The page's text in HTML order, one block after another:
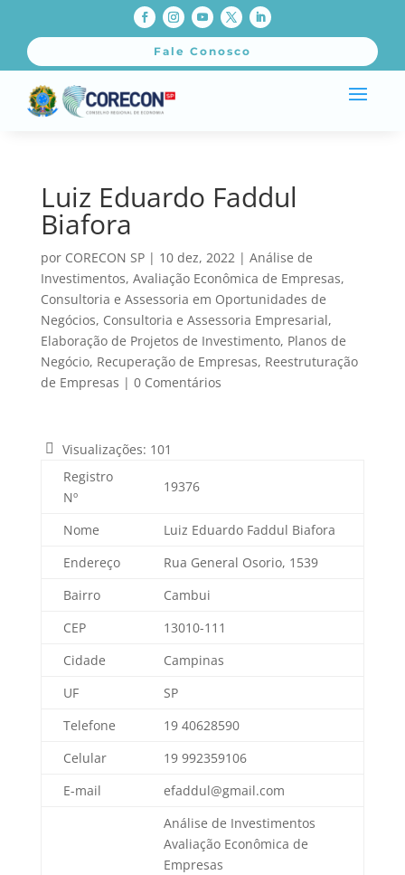
Fale Conosco
Luiz Eduardo Faddul
Biafora
por CORECON SP| 10 dez, 2022 | Análise de
Investimentos, Avaliação Econômica de Empresas,
Consultoria e Assessoria em Oportunidades de
Negócios, Consultoria e Assessoria Empresarial,
Elaboração de Projetos de Investimento, Planos de
Negócio, Recuperação de Empresas, Reestruturação
de Empresas | 0 Comentários
Visualizações: 101
Registro
Nº
19376
Nome
Luiz Eduardo Faddul Biafora
Endereço
Rua General Osorio, 1539
Bairro
Cambui
CEP
13010-111
Cidade
Campinas
UF
SP
Telefone
19 40628590
Celular
19 992359106
E-mail
efaddul@gmail.com
Análise de Investimentos
Avaliação Econômica de
Empresas